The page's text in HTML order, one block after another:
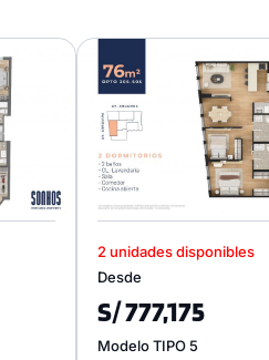
2 unidades disponibles
Desde
S/ 777,175
Modelo TIPO 5